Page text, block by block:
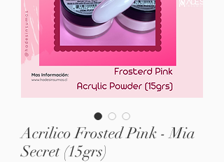
Acrilico Frosted Pink - Mia
Secret (15grs)